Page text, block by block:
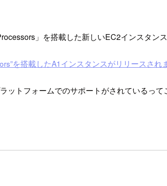
」を搭載した新しいEC2インスタン
を搭載したA1インスタンスがリリースされ
トフォームでのサポートがされているって